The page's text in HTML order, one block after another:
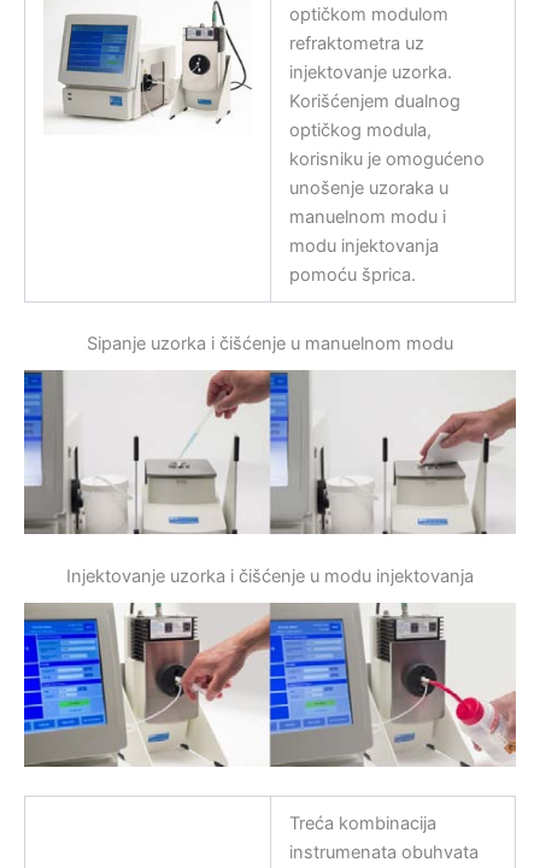
optičkom modulom
refraktometra uz
injektovanje uzorka.
Korišćenjem dualnog
optičkog modula,
korisniku je omogućeno
unošenje uzoraka u
manuelnom modu i
modu injektovanja
pomoću šprica.
Sipanje uzorka i čišćenje u manuelnom modu
Injektovanje uzorka i čišćenje u modu injektovanja
Treća kombinacija
instrumenata obuhvata